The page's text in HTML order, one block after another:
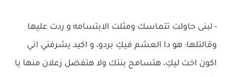
- لبنى حاولت تتماسك ومثلت الابتسامه و ردت عليها
وقالتلها: هو دا العشم فيكِ بردو، و اكيد يشرفني اني
اكون اخت ليكِ، هتسامح بنتك ولا هتفضل زعلان منها يا